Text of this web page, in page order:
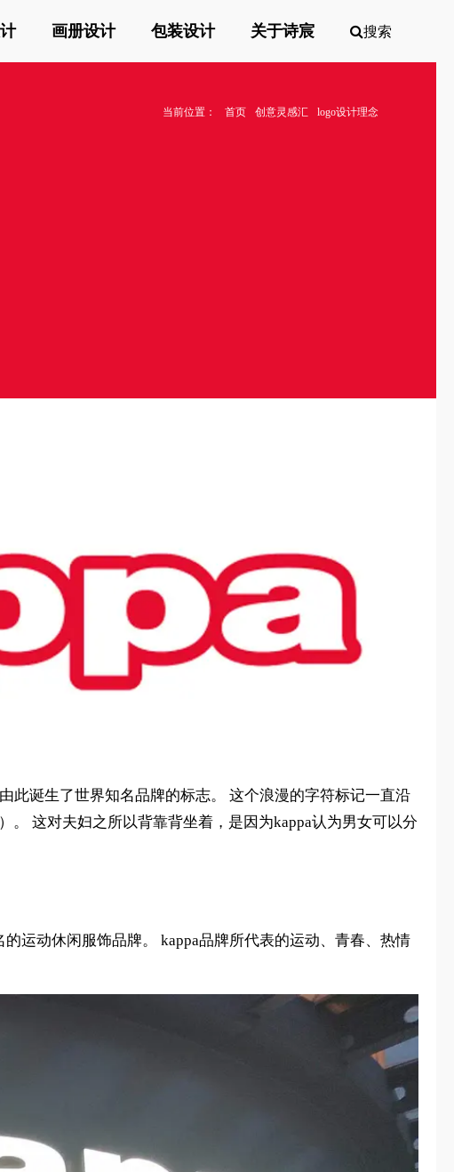
画册设计 包装设计 关于诗宸 搜索
当前位置： 首页 创意灵感汇
logo设计理念
此诞生了世界知名品牌的标志。 这个浪漫的字符标记一直沿
。 这对夫妇之所以背靠背坐着，是因为kappa认为男女可以分
运动休闲服饰品牌。 kappa品牌所代表的运动、青春、热情